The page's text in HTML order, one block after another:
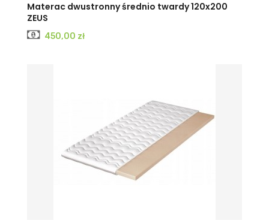
Materac dwustronny średnio twardy 120x200
ZEUS
Cena
450,00 zł